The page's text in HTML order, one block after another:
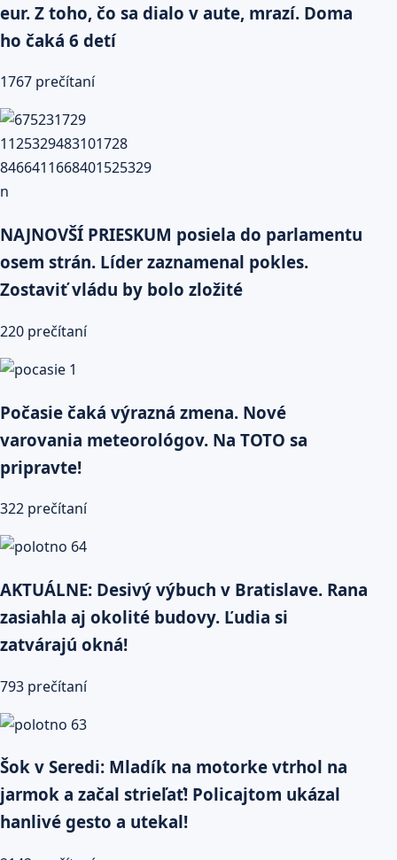
eur. Z toho, čo sa dialo v aute, mrazí. Doma
ho čaká 6 detí
1767 prečítaní
NAJNOVŠÍ PRIESKUM posiela do parlamentu
osem strán. Líder zaznamenal pokles.
Zostaviť vládu by bolo zložité
220 prečítaní
Počasie čaká výrazná zmena. Nové
varovania meteorológov. Na TOTO sa
pripravte!
322 prečítaní
AKTUÁLNE: Desivý výbuch v Bratislave. Rana
zasiahla aj okolité budovy. Ľudia si
zatvárajú okná!
793 prečítaní
Šok v Seredi: Mladík na motorke vtrhol na
jarmok a začal strieľať! Policajtom ukázal
hanlivé gesto a utekal!